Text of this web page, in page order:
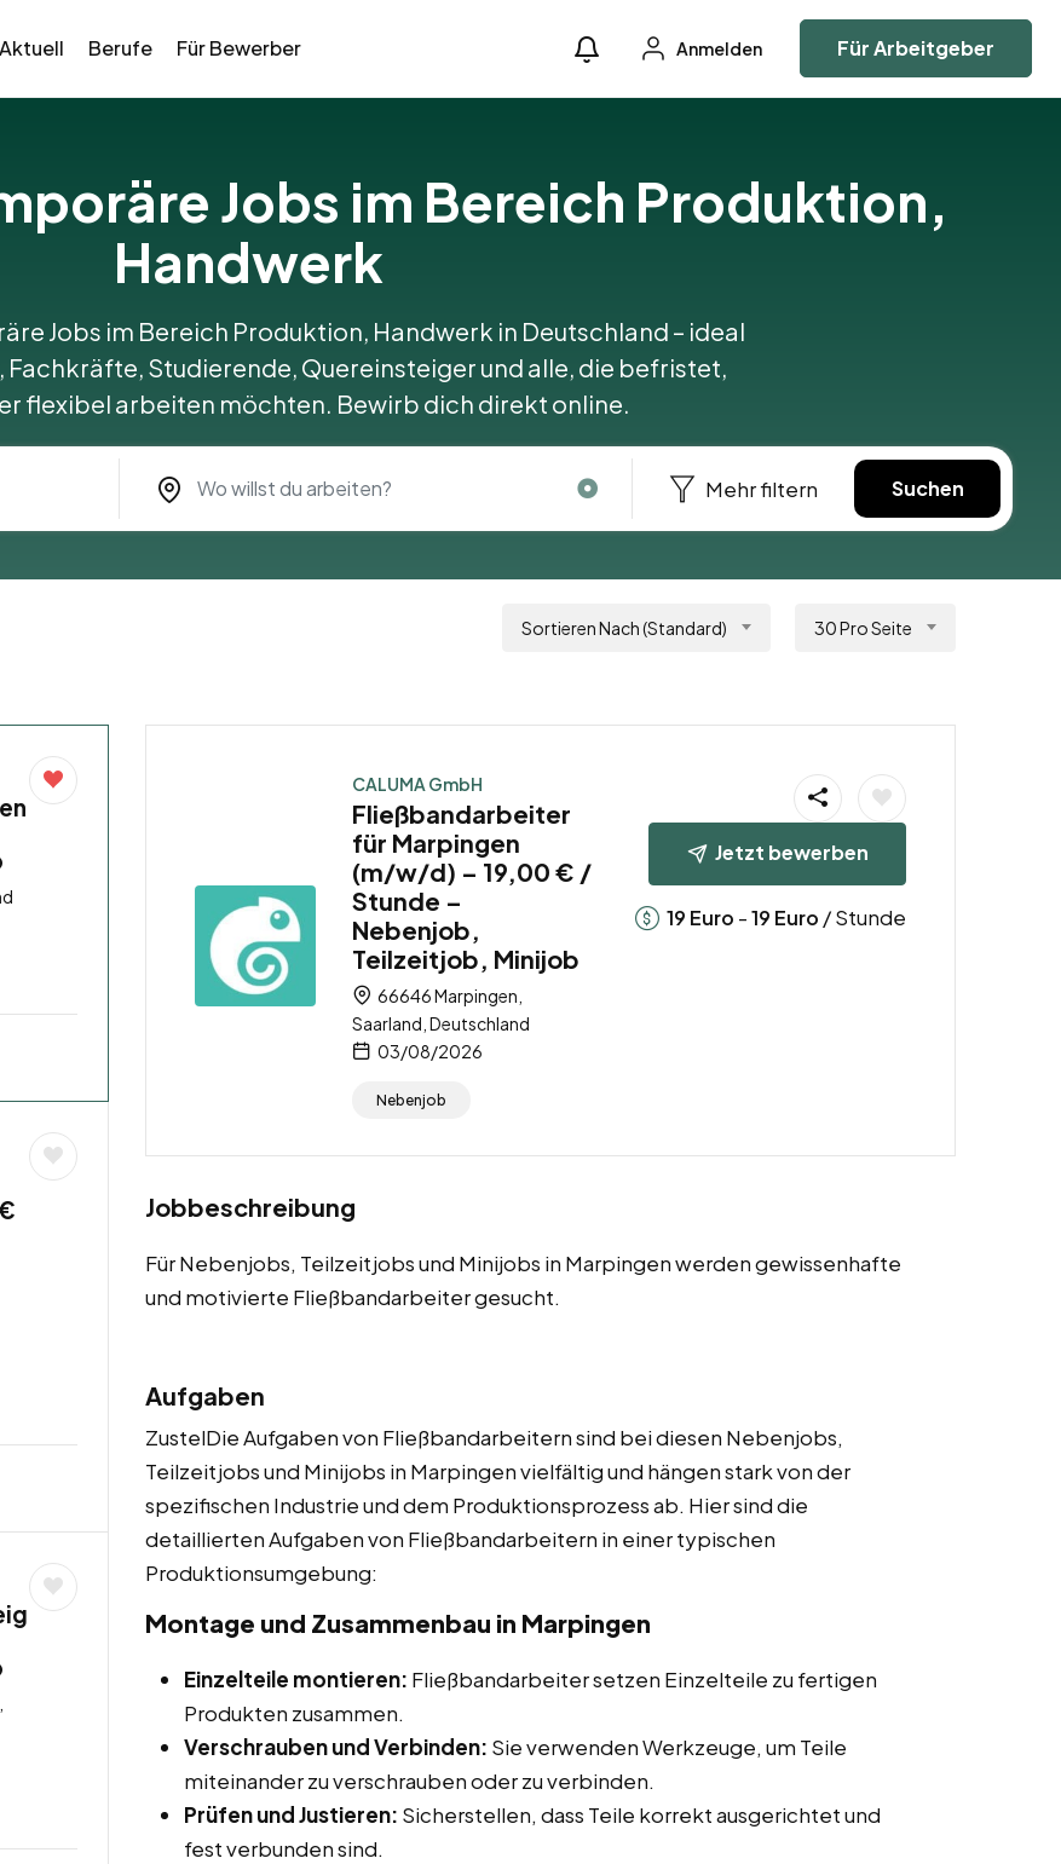
Aktuell Berufe Für Bewerber Anmelden Für Arbeitgeber
Jobs im Bereich Produktion,
Handwerk
Jobs im Bereich Produktion, Handwerk in Deutschland – ideal
Studierende, Quereinsteiger und alle, die befristet,
flexibel arbeiten möchten. Bewirb dich direkt online.
Mehr filtern Suchen
Sortieren Nach (Standard) 30 Pro Seite
CALUMA GmbH
Fließbandarbeiter
für Marpingen
(m/w/d) – 19,00 € /
Stunde –
Nebenjob,
Teilzeitjob, Minijob
66646 Marpingen,
Saarland, Deutschland
03/08/2026
Nebenjob
Jetzt bewerben
19 Euro -19 Euro / Stunde
Jobbeschreibung
Für Nebenjobs, Teilzeitjobs und Minijobs in Marpingen werden gewissenhafte
und motivierte Fließbandarbeiter gesucht.
Aufgaben
ZustelDie Aufgaben von Fließbandarbeitern sind bei diesen Nebenjobs,
Teilzeitjobs und Minijobs in Marpingen vielfältig und hängen stark von der
spezifischen Industrie und dem Produktionsprozess ab. Hier sind die
detaillierten Aufgaben von Fließbandarbeitern in einer typischen
Produktionsumgebung:
Montage und Zusammenbau in Marpingen
Einzelteile montieren: Fließbandarbeiter setzen Einzelteile zu fertigen
Produkten zusammen.
Verschrauben und Verbinden: Sie verwenden Werkzeuge, um Teile
miteinander zu verschrauben oder zu verbinden.
Prüfen und Justieren: Sicherstellen, dass Teile korrekt ausgerichtet und
fest verbunden sind.